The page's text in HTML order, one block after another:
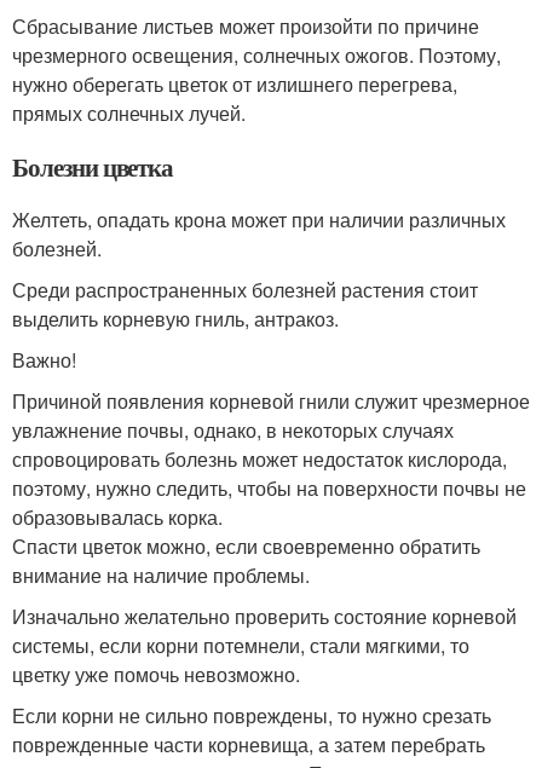
Сбрасывание листьев может произойти по причине
чрезмерного освещения, солнечных ожогов. Поэтому,
нужно оберегать цветок от излишнего перегрева,
прямых солнечных лучей.
Болезни цветка
Желтеть, опадать крона может при наличии различных
болезней.
Среди распространенных болезней растения стоит
выделить корневую гниль, антракоз.
Важно!
Причиной появления корневой гнили служит чрезмерное
увлажнение почвы, однако, в некоторых случаях
спровоцировать болезнь может недостаток кислорода,
поэтому, нужно следить, чтобы на поверхности почвы не
образовывалась корка.
Спасти цветок можно, если своевременно обратить
внимание на наличие проблемы.
Изначально желательно проверить состояние корневой
системы, если корни потемнели, стали мягкими, то
цветку уже помочь невозможно.
Если корни не сильно повреждены, то нужно срезать
поврежденные части корневища, а затем перебрать